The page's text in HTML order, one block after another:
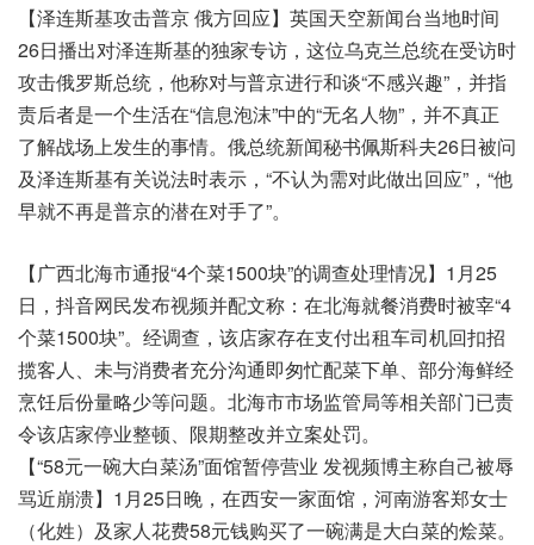
【泽连斯基攻击普京 俄方回应】英国天空新闻台当地时间
26日播出对泽连斯基的独家专访，这位乌克兰总统在受访时
攻击俄罗斯总统，他称对与普京进行和谈“不感兴趣”，并指
责后者是一个生活在“信息泡沫”中的“无名人物”，并不真正
了解战场上发生的事情。俄总统新闻秘书佩斯科夫26日被问
及泽连斯基有关说法时表示，“不认为需对此做出回应”，“他
早就不再是普京的潜在对手了”。
【广西北海市通报“4个菜1500块”的调查处理情况】1月25
日，抖音网民发布视频并配文称：在北海就餐消费时被宰“4
个菜1500块”。经调查，该店家存在支付出租车司机回扣招
揽客人、未与消费者充分沟通即匆忙配菜下单、部分海鲜经
烹饪后份量略少等问题。北海市市场监管局等相关部门已责
令该店家停业整顿、限期整改并立案处罚。
【“58元一碗大白菜汤”面馆暂停营业 发视频博主称自己被辱
骂近崩溃】1月25日晚，在西安一家面馆，河南游客郑女士
（化姓）及家人花费58元钱购买了一碗满是大白菜的烩菜。